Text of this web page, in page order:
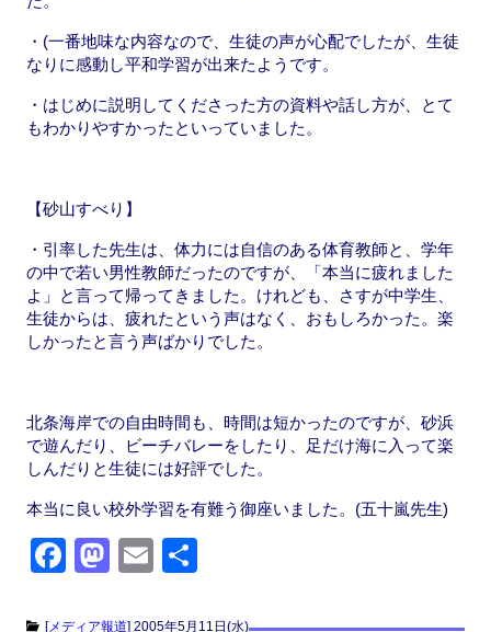
・(一番地味な内容なので、生徒の声が心配でしたが、生徒
なりに感動し平和学習が出来たようです。
・はじめに説明してくださった方の資料や話し方が、とて
もわかりやすかったといっていました。
【砂山すべり】
・引率した先生は、体力には自信のある体育教師と、学年
の中で若い男性教師だったのですが、「本当に疲れました
よ」と言って帰ってきました。けれども、さすが中学生、
生徒からは、疲れたという声はなく、おもしろかった。楽
しかったと言う声ばかりでした。
北条海岸での自由時間も、時間は短かったのですが、砂浜
で遊んだり、ビーチバレーをしたり、足だけ海に入って楽
しんだりと生徒には好評でした。
本当に良い校外学習を有難う御座いました。(五十嵐先生)
F
M
E
[メディア報道] 2005年5月11日(水)